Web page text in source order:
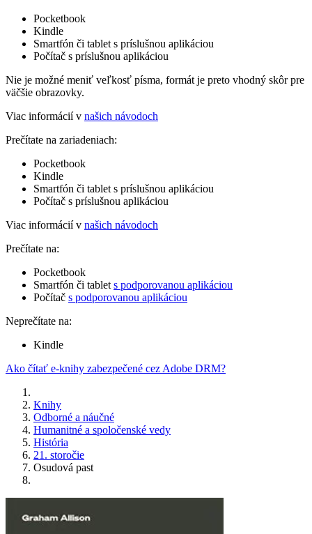
Pocketbook
Kindle
Smartfón či tablet s príslušnou aplikáciou
Počítač s príslušnou aplikáciou
Nie je možné meniť veľkosť písma, formát je preto vhodný skôr pre
väčšie obrazovky.
Viac informácií v našich návodoch
Prečítate na zariadeniach:
Pocketbook
Kindle
Smartfón či tablet s príslušnou aplikáciou
Počítač s príslušnou aplikáciou
Viac informácií v našich návodoch
Prečítate na:
Pocketbook
Smartfón či tablet s podporovanou aplikáciou
Počítač s podporovanou aplikáciou
Neprečítate na:
Kindle
Ako čítať e-knihy zabezpečené cez Adobe DRM?
Knihy
Odborné a náučné
Humanitné a spoločenské vedy
História
21. storočie
Osudová past